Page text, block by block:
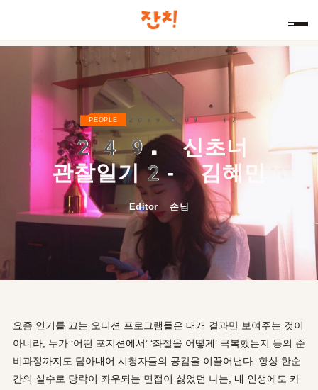
PEOPLE 2019 · 09 · 17
249. 신초너
관찰일기2- 김혜민
Editor 손님
요즘 인기를 끄는 오디션 프로그램들은 대개 결과만 보여주는 것이
아니라, 누가 ‘어떤 포지션에서’ ‘좌절을 어떻게’ 극복했는지 등의 준
비과정까지도 담아내어 시청자들의 공감을 이끌어낸다. 항상 한순
간의 실수로 당락이 좌우되는 면접이 싫었던 나는, 내 인생에도 카